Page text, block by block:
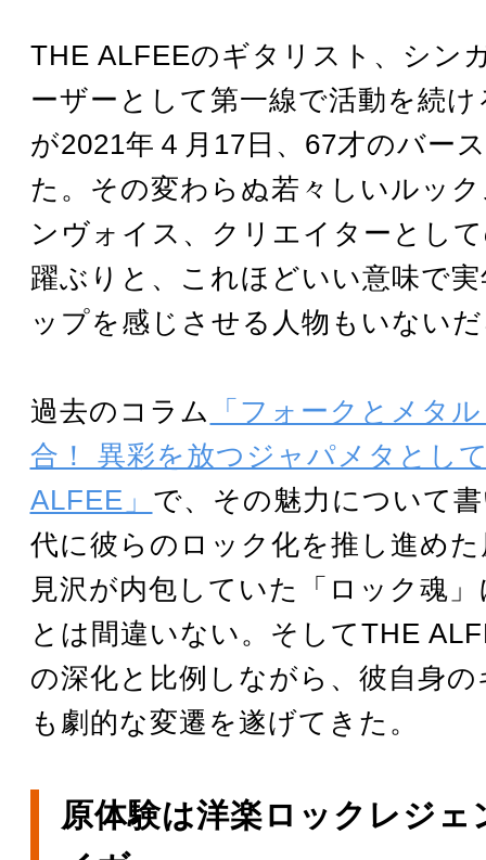
THE ALFEEのギタリスト、シン
ーザーとして第一線で活動を続
が2021年４月17日、67才のバー
た。その変わらぬ若々しいルッ
ンヴォイス、クリエイターとし
躍ぶりと、これほどいい意味で
ップを感じさせる人物もいない
過去のコラム
「フォークとメタ
合！ 異彩を放つジャパメタとし
ALFEE」 で、その魅力について
代に彼らのロック化を推し進め
見沢が内包していた「ロック魂
とは間違いない。そしてTHE
の深化と比例しながら、彼自身
も劇的な変遷を遂げてきた。
原体験は洋楽ロックレジェ